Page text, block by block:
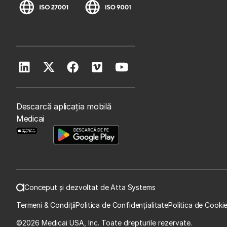
Descarcă aplicația mobilă
Medicai
Conceput și dezvoltat de Atta Systems
Termeni & CondițiiPolitica de ConfidențialitatePolitica de
©2026 Medicai USA, Inc. Toate drepturile rezervate.